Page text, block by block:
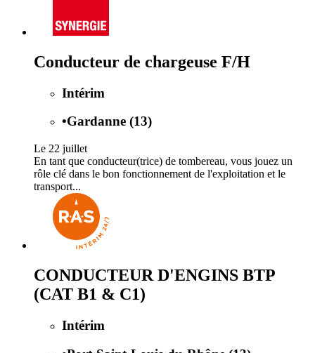
Conducteur de chargeuse F/H
Intérim
•Gardanne (13)
Le 22 juillet
En tant que conducteur(trice) de tombereau, vous jouez un
rôle clé dans le bon fonctionnement de l'exploitation et le
transport...
CONDUCTEUR D'ENGINS BTP
(CAT B1 & C1)
Intérim